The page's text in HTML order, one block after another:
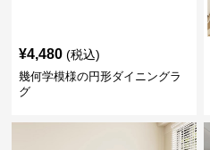
¥4,480 (税込)
幾何学模様の円形ダイニングラ
グ